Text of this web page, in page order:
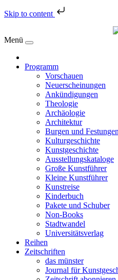
Skip to content
Menü
Programm
Vorschauen
Neuerscheinungen
Ankündigungen
Theologie
Archäologie
Architektur
Burgen und Festungen
Kulturgeschichte
Kunstgeschichte
Ausstellungskataloge
Große Kunstführer
Kleine Kunstführer
Kunstreise
Kinderbuch
Pakete und Schuber
Non-Books
Stadtwandel
Universitätsverlag
Reihen
Zeitschriften
das münster
Journal für